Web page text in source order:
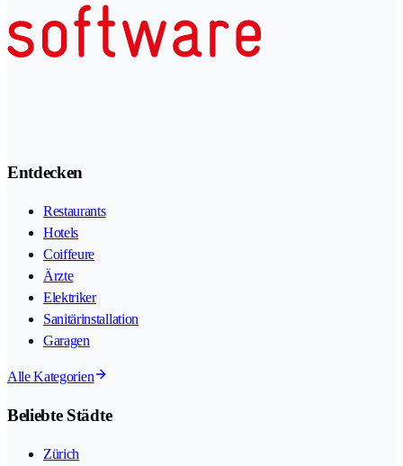
Entdecken
Restaurants
Hotels
Coiffeure
Ärzte
Elektriker
Sanitärinstallation
Garagen
Alle Kategorien
Beliebte Städte
Zürich